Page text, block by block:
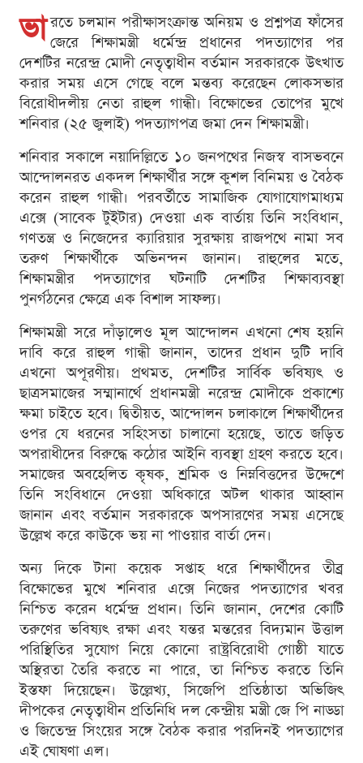
ভা রতে চলমান পরীক্ষাসংক্রান্ত অনিয়ম ও প্রশ্নপত্র ফাঁসের
জেরে শিক্ষামন্ত্রী ধর্মেন্দ্র প্রধানের পদত্যাগের পর
দেশটির নরেন্দ্র মোদী নেতৃত্বাধীন বর্তমান সরকারকে উৎখাত
করার সময় এসে গেছে বলে মন্তব্য করেছেন লোকসভার
বিরোধীদলীয় নেতা রাহুল গান্ধী। বিক্ষোভের তোপের মুখে
শনিবার (২৫ জুলাই) পদত্যাগপত্র জমা দেন শিক্ষামন্ত্রী।
শনিবার সকালে নয়াদিল্লিতে ১০ জনপথের নিজস্ব বাসভবনে
আন্দোলনরত একদল শিক্ষার্থীর সঙ্গে কুশল বিনিময় ও বৈঠক
করেন রাহুল গান্ধী। পরবর্তীতে সামাজিক যোগাযোগমাধ্যম
এক্সে (সাবেক টুইটার) দেওয়া এক বার্তায় তিনি সংবিধান,
গণতন্ত্র ও নিজেদের ক্যারিয়ার সুরক্ষায় রাজপথে নামা সব
তরুণ শিক্ষার্থীকে অভিনন্দন জানান। রাহুলের মতে,
শিক্ষামন্ত্রীর পদত্যাগের ঘটনাটি দেশটির শিক্ষাব্যবস্থা
পুনর্গঠনের ক্ষেত্রে এক বিশাল সাফল্য।
শিক্ষামন্ত্রী সরে দাঁড়ালেও মূল আন্দোলন এখনো শেষ হয়নি
দাবি করে রাহুল গান্ধী জানান, তাদের প্রধান দুটি দাবি
এখনো অপূরণীয়। প্রথমত, দেশটির সার্বিক ভবিষ্যৎ ও
ছাত্রসমাজের সম্মানার্থে প্রধানমন্ত্রী নরেন্দ্র মোদীকে প্রকাশ্যে
ক্ষমা চাইতে হবে। দ্বিতীয়ত, আন্দোলন চলাকালে শিক্ষার্থীদের
ওপর যে ধরনের সহিংসতা চালানো হয়েছে, তাতে জড়িত
অপরাধীদের বিরুদ্ধে কঠোর আইনি ব্যবস্থা গ্রহণ করতে হবে।
সমাজের অবহেলিত কৃষক, শ্রমিক ও নিম্নবিত্তদের উদ্দেশে
তিনি সংবিধানে দেওয়া অধিকারে অটল থাকার আহ্বান
জানান এবং বর্তমান সরকারকে অপসারণের সময় এসেছে
উল্লেখ করে কাউকে ভয় না পাওয়ার বার্তা দেন।
অন্য দিকে টানা কয়েক সপ্তাহ ধরে শিক্ষার্থীদের তীব্র
বিক্ষোভের মুখে শনিবার এক্সে নিজের পদত্যাগের খবর
নিশ্চিত করেন ধর্মেন্দ্র প্রধান। তিনি জানান, দেশের কোটি
তরুণের ভবিষ্যৎ রক্ষা এবং যন্তর মন্তরের বিদ্যমান উত্তাল
পরিস্থিতির সুযোগ নিয়ে কোনো রাষ্ট্রবিরোধী গোষ্ঠী যাতে
অস্থিরতা তৈরি করতে না পারে, তা নিশ্চিত করতে তিনি
ইস্তফা দিয়েছেন। উল্লেখ্য, সিজেপি প্রতিষ্ঠাতা অভিজিৎ
দীপকের নেতৃত্বাধীন প্রতিনিধি দল কেন্দ্রীয় মন্ত্রী জে পি নাড্ডা
ও জিতেন্দ্র সিংয়ের সঙ্গে বৈঠক করার পরদিনই পদত্যাগের
এই ঘোষণা এল।